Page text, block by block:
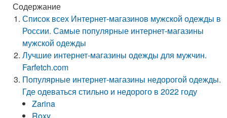
Содержание
Список всех Интернет-магазинов мужской одежды в
России. Самые популярные интернет-магазины
мужской одежды
Лучшие интернет-магазины одежды для мужчин.
Farfetch.com
Популярные интернет-магазины недорогой одежды.
Где одеваться стильно и недорого в 2022 году
Zarina